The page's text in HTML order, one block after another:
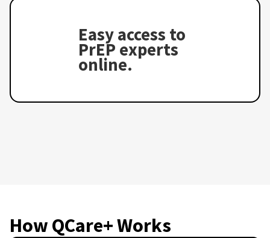
Easy access to
PrEP experts
online.
How QCare+ Works